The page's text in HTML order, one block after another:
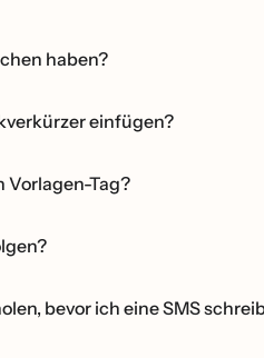
haben?
einfügen?
Vorlagen-Tag?
bevor ich eine SMS